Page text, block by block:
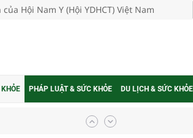
Hội Nam Y (Hội YDHCT) Việt Nam
PHÁP LUẬT & SỨC KHỎE DU LỊCH & SỨC KHỎE